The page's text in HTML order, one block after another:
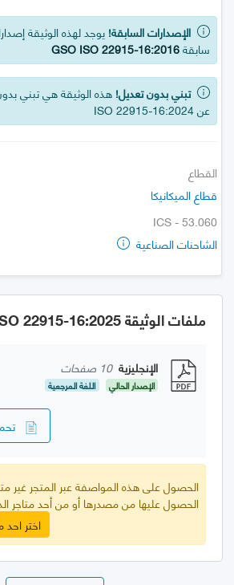
الإصدارات السابقة! يوجد لهذه الوثيقة
سابقةGSO ISO 22915-16:2016
تبني بدون تعديل! هذه الوثيقة هي تبني
عن ISO 22915-16:2024
القطاع
قطاع الميكانيكا
ICS - 53.060
الشاحنات الصناعية
ملفات الوثيقة GSO ISO 22915-16:2025
الإنجليزية 10 صفحات
الإصدار الحالي اللغة المرجعية
الحصول على هذه المواصفة عبر المتجر غير
الحصول عليها من مصدرها أو من أحد متاجر
اختر احد